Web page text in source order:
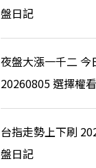
盤日記
夜盤大漲一千二 今
20260805 選擇權
台指走勢上下刷
盤日記